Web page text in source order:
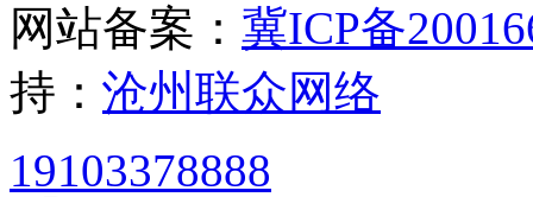
网站备案： 冀ICP备
持： 沧州联众网络
19103378888